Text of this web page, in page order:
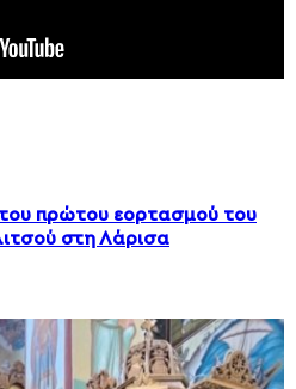
πρώτου εορτασμού του
στη Λάρισα